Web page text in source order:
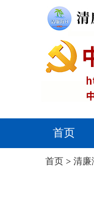
首页
首页 > 清廉